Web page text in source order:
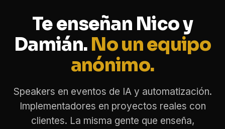
Te enseñan Nico y
Damián. No un equipo
anónimo.
Speakers en eventos de IA y automatización.
Implementadores en proyectos reales con
clientes. La misma gente que enseña,